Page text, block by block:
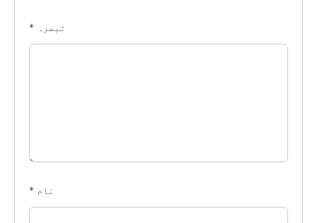
تبصرہ *
نام *